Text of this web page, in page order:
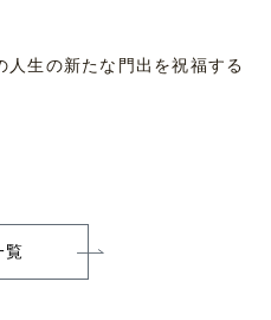
生の新たな門出を祝福する
覧